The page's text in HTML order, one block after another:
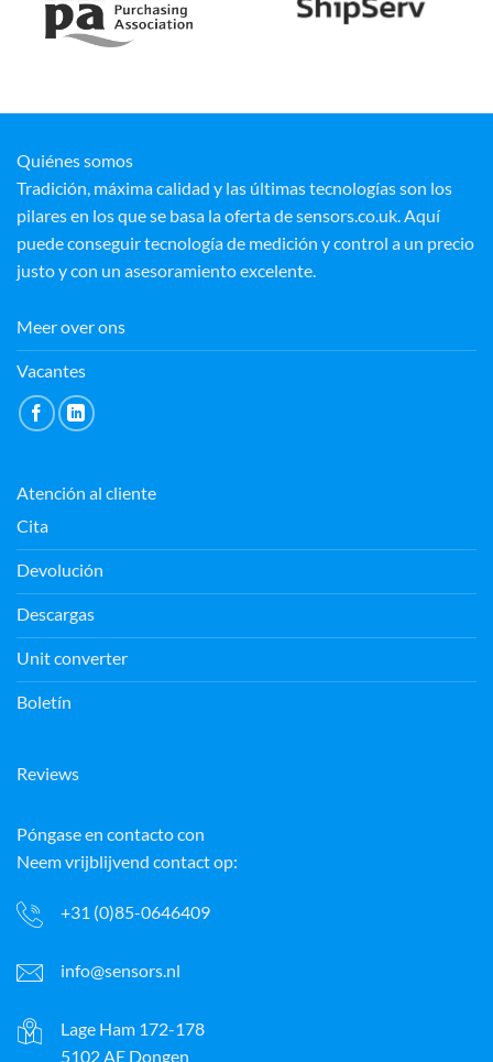
Quiénes somos
Tradición, máxima calidad y las últimas tecnologías son los
pilares en los que se basa la oferta de sensors.co.uk. Aquí
puede conseguir tecnología de medición y control a un precio
justo y con un asesoramiento excelente.
Meer over ons
Vacantes
Atención al cliente
Cita
Devolución
Descargas
Unit converter
Boletín
Reviews
Póngase en contacto con
Neem vrijblijvend contact op:
+31 (0)85-0646409
info@sensors.nl
Lage Ham 172-178
5102 AE Dongen